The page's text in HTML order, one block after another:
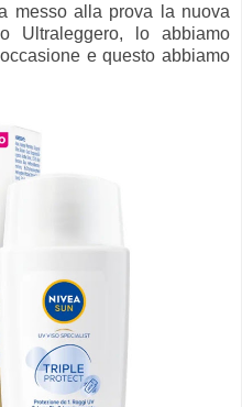
messo alla prova la nuova
Ultraleggero, lo abbiamo
e questo abbiamo